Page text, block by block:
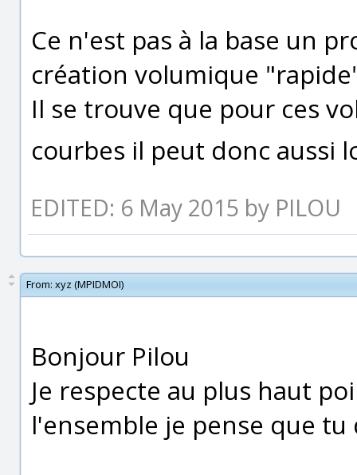
Ce n'est pas à la base un
création volumique
Il se trouve que pour ces
courbes il peut donc aussi
EDITED: 6 May 2015 by PILOU
From: xyz (MPIDMOI)
Bonjour Pilou
Je respecte au plus haut
l'ensemble je pense que